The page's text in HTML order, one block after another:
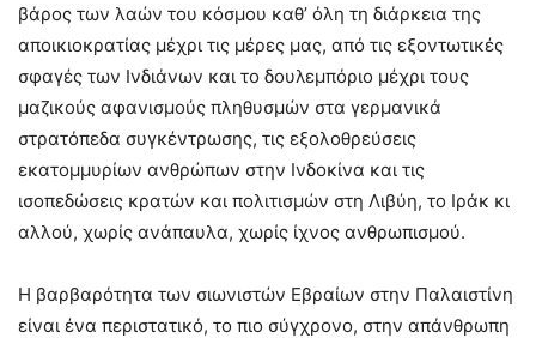
βάρος των λαών του κόσμου καθ’ όλη τη διάρκεια της
αποικιοκρατίας μέχρι τις μέρες μας, από τις εξοντωτικές
σφαγές των Ινδιάνων και το δουλεμπόριο μέχρι τους
μαζικούς αφανισμούς πληθυσμών στα γερμανικά
στρατόπεδα συγκέντρωσης, τις εξολοθρεύσεις
εκατομμυρίων ανθρώπων στην Ινδοκίνα και τις
ισοπεδώσεις κρατών και πολιτισμών στη Λιβύη, το Ιράκ κι
αλλού, χωρίς ανάπαυλα, χωρίς ίχνος ανθρωπισμού.
Η βαρβαρότητα των σιωνιστών Εβραίων στην Παλαιστίνη
είναι ένα περιστατικό, το πιο σύγχρονο, στην απάνθρωπη